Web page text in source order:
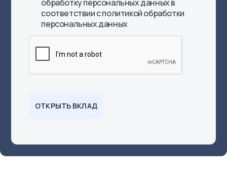
обработкуперсональных данныхв
соответствии сполитикой обработки
персональных данных
ОТКРЫТЬ ВКЛАД